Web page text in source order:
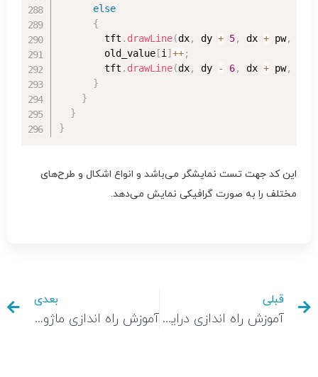
else
{
        tft
. drawLine(dx, dy + 5, dx + pw,
        old_value
[i ]++;
        tft
. drawLine(dx, dy - 6, dx + pw,
}
}
}
}
این کد جهت تست نمایشگر می‌باشد و انواع اشکال و طرح‌های
مختلف را به صورت گرافیکی نمایش می‌دهد.
قبلی
آموزش راه اندازی درایور استپر موتور TMC2100 با آردوینو
بعدی
آموزش راه اندازی ماژول لیزر قرمز خطی 5mw 650nm با قابلیت تنظیم نور